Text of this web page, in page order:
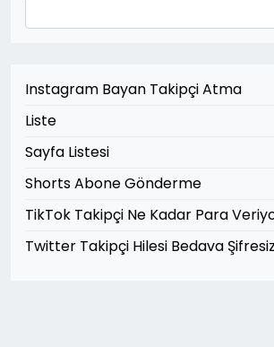
Instagram Bayan Takipçi Atma
Liste
Sayfa Listesi
Shorts Abone Gönderme
TikTok Takipçi Ne Kadar Para
Twitter Takipçi Hilesi Bedava Şifresiz